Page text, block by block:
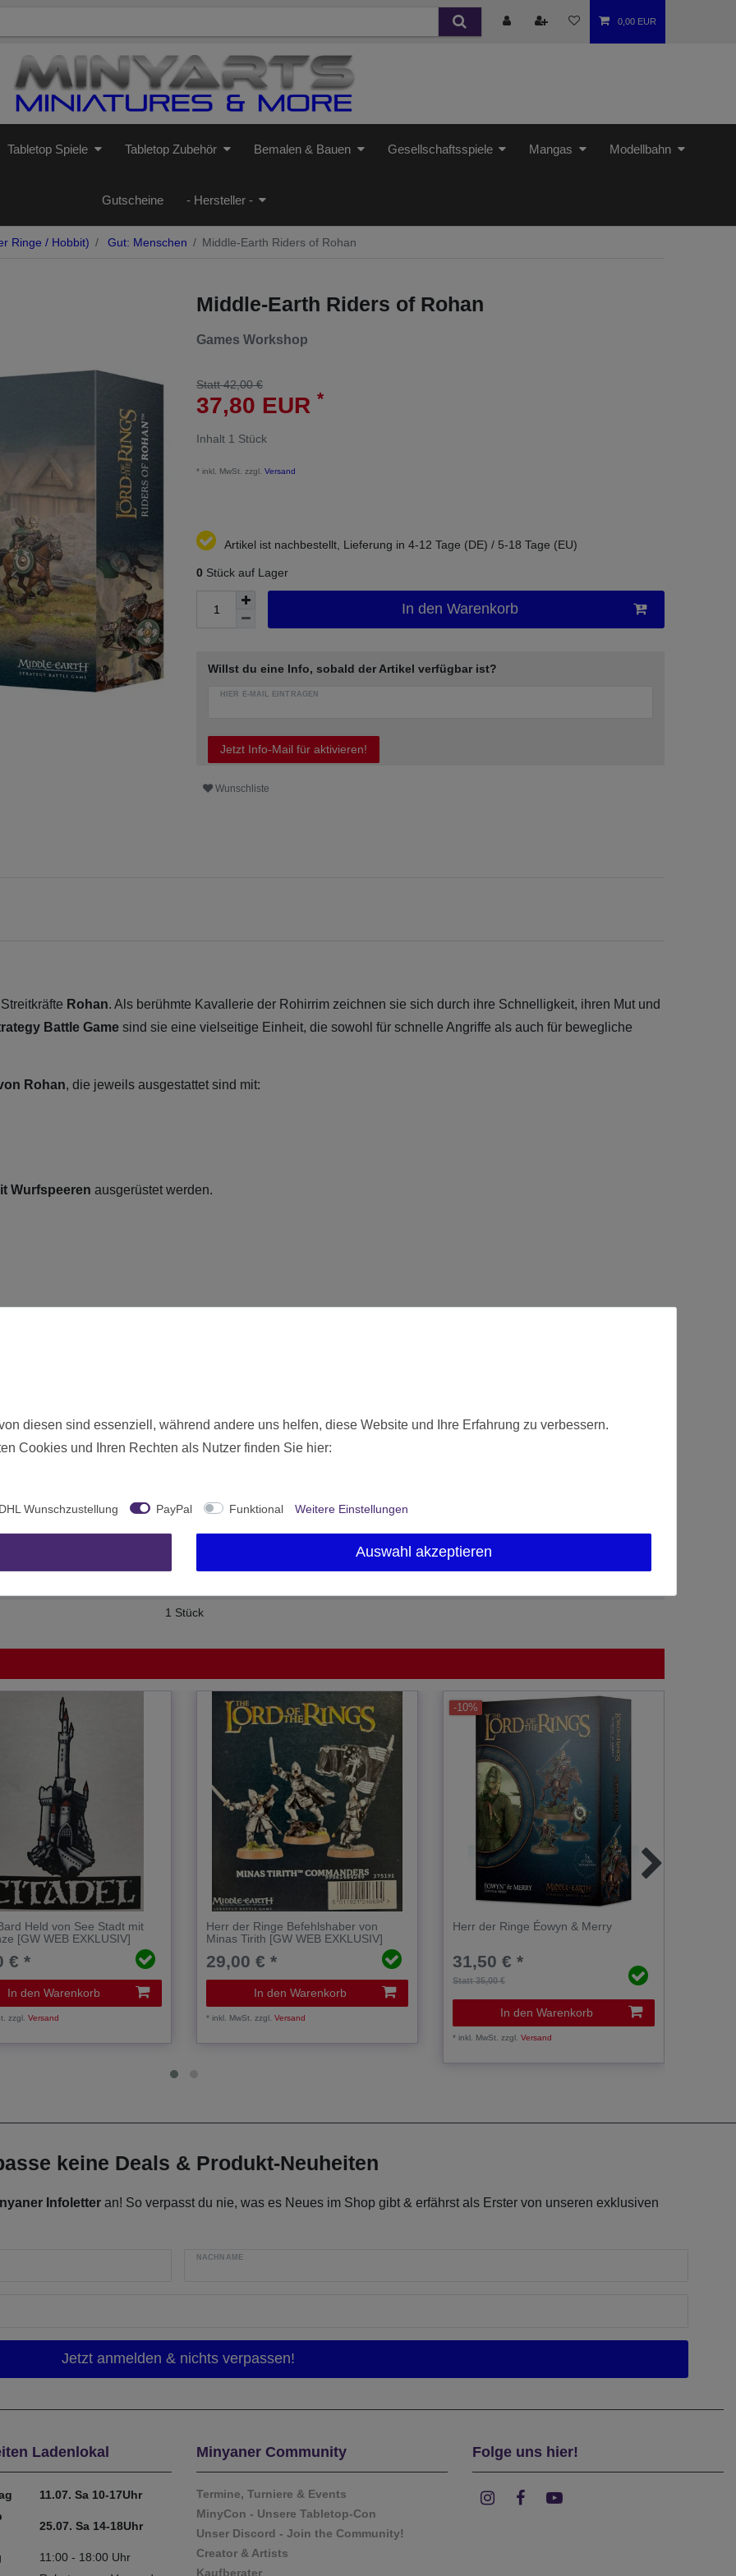
0,00 EUR
Tabletop Spiele Tabletop Zubehör Bemalen & Bauen Gesellschaftsspiele Mangas Modellbahn
Gutscheine - Hersteller -
Ringe / Hobbit) Gut: Menschen Middle-Earth Riders of Rohan
Middle-Earth Riders of Rohan
Games Workshop
Statt 42,00 €
37,80 EUR *
Inhalt 1 Stück
* inkl. MwSt. zzgl. Versand
Artikel ist nachbestellt, Lieferung in 4-12 Tage (DE) / 5-18 Tage (EU)
0 Stück auf Lager
In den Warenkorb
Willst du eine Info, sobald der Artikel verfügbar ist?
HIER E-MAIL EINTRAGEN
Jetzt Info-Mail für aktivieren!
Wunschliste
Rohan. Als berühmte Kavallerie der Rohirrim zeichnen sie sich durch ihre Schnelligkeit, ihren Mut und
Battle Game sind sie eine vielseitige Einheit, die sowohl für schnelle Angriffe als auch für bewegliche
Rohan, die jeweils ausgestattet sind mit:
Wurfspeeren ausgerüstet werden.
Die hier angebotenen Modelle werden zerlegt und unbemalt ausgeliefert.
26458
Ab 12 freigegeben
1 Stück
Held von See Stadt mit
[GW WEB EXKLUSIV]
€ *
In den Warenkorb
zzgl.Versand
Herr der Ringe Befehlshaber von
Minas Tirith [GW WEB EXKLUSIV]
29,00 € *
In den Warenkorb
*inkl. MwSt. zzgl.Versand
-10%
Herr der Ringe Éowyn & Merry
Statt 35,00 €
31,50 € *
In den Warenkorb
*inkl. MwSt. zzgl.Versand
keine Deals & Produkt-Neuheiten
Infoletter an! So verpasst du nie, was es Neues im Shop gibt & erfährst als Erster von unseren exklusiven
NACHNAME
Ladenlokal
11.07. Sa 10-17Uhr
25.07. Sa 14-18Uhr
11:00 - 18:00 Uhr
Minyaner Community
Termine, Turniere & Events
MinyCon - Unsere Tabletop-Con
Unser Discord - Join the Community!
Creator & Artists
Kaufberater
Folge uns hier!
diesen sind essenziell, während andere uns helfen, diese Website und Ihre Erfahrung zu verbessern.
Cookies und Ihren Rechten als Nutzer finden Sie hier:
DHL Wunschzustellung PayPal Funktional Weitere Einstellungen
Auswahl akzeptieren